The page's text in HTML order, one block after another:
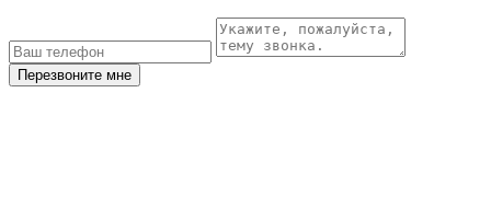
Перезвоните мне